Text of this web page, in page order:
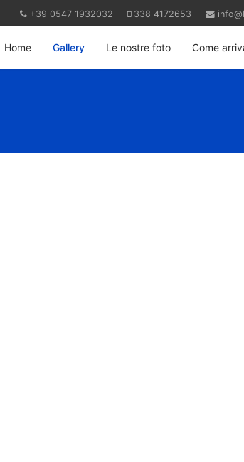
+39 0547 1932032 338 4172653
Home Gallery Le nostre foto Come